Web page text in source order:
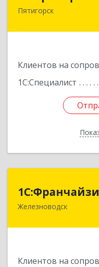
Пятигорск
Клиентов на
1С:Специалист
357501,
Железноводск
Клиентов на
357430,